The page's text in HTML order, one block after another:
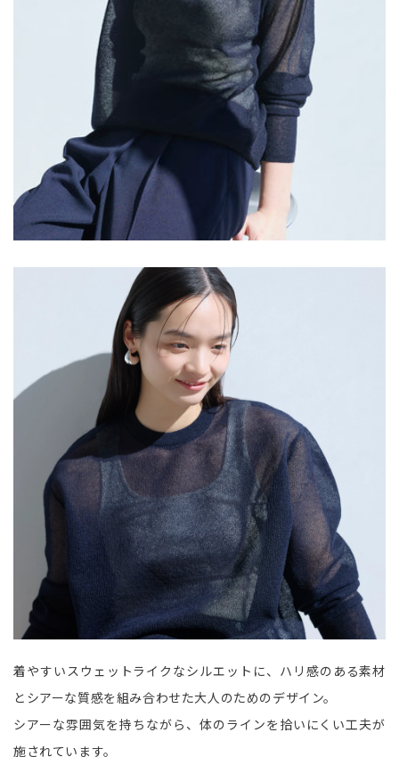
着やすいスウェットライクなシルエットに、ハリ感のある素材
とシアーな質感を組み合わせた大人のためのデザイン。
シアーな雰囲気を持ちながら、体のラインを拾いにくい工夫が
施されています。